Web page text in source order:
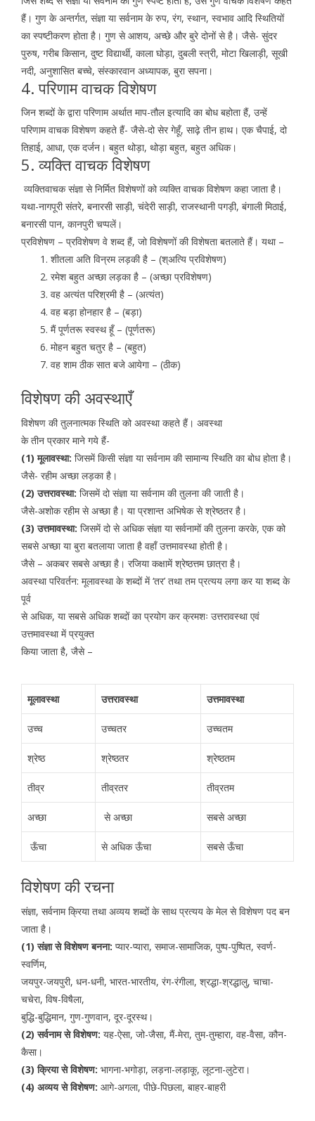
हैं। गुण के अन्तर्गत, संज्ञा या सर्वनाम के रुप, रंग, स्थान, स्वभाव आदि स्थितियों
का स्पष्टीकरण होता है। गुण से आशय, अच्छे और बुरे दोनों से है। जैसे- सुंदर
पुरुष, गरीब किसान, दुष्ट विद्यार्थी, काला घोड़ा, दुबली स्त्री, मोटा खिलाड़ी, सूखी
नदी, अनुशासित बच्चे, संस्कारवान अध्यापक, बुरा सपना।
4. परिणाम वाचक विशेषण
जिन शब्दों के द्वारा परिणाम अर्थात माप-तौल इत्यादि का बोध बहोता हैं, उन्हें
परिणाम वाचक विशेषण कहते हैं- जैसे-दो सेर गेहूँ, साढ़े तीन हाथ। एक चैपाई, दो
तिहाई, आधा, एक दर्जन। बहुत थोड़ा, थोड़ा बहुत, बहुत अधिक।
5. व्यक्ति वाचक विशेषण
व्यक्तिवाचक संज्ञा से निर्मित विशेषणों को व्यक्ति वाचक विशेषण कहा जाता है।
यथा-नागपूरी संतरे, बनारसी साड़ी, चंदेरी साड़ी, राजस्थानी पगड़ी, बंगाली मिठाई,
बनारसी पान, कानपुरी चप्पलें।
प्रविशेषण – प्रविशेषण वे शब्द हैं, जो विशेषणों की विशेषता बतलाते हैं। यथा –
शीतला अति विन्रम लड़की है – (श्अत्यि प्रविशेषण)
रमेश बहुत अच्छा लड़का है – (अच्छा प्रविशेषण)
वह अत्यंत परिश्रमी है – (अत्यंत)
वह बड़ा होनहार है – (बड़ा)
मैं पूर्णतरू स्वस्थ हूँ – (पूर्णतरू)
मोहन बहुत चतुर है – (बहुत)
वह शाम ठीक सात बजे आयेगा – (ठीक)
विशेषण की अवस्थाएँ
विशेषण की तुलनात्मक स्थिति को अवस्था कहते हैं। अवस्था
के तीन प्रकार माने गये हैं-
(1) मूलावस्था: जिसमें किसी संज्ञा या सर्वनाम की सामान्य स्थिति का बोध होता है।
जैसे- रहीम अच्छा लड़का है।
(2) उत्तरावस्था: जिसमें दो संज्ञा या सर्वनाम की तुलना की जाती है।
जैसे-अशोक रहीम से अच्छा है। या प्रशान्त अभिषेक से श्रेष्ठतर है।
(3) उत्तमावस्था: जिसमें दो से अधिक संज्ञा या सर्वनामों की तुलना करके, एक को
सबसे अच्छा या बुरा बतलाया जाता है वहाँ उत्तमावस्था होती है।
जैसे – अकबर सबसे अच्छा है। रजिया कक्षामें श्रेष्ठत्तम छात्रा है।
अवस्था परिवर्तन: मूलावस्था के शब्दों में ‘तर’ तथा तम प्रत्यय लगा कर या शब्द के
पूर्व
से अधिक, या सबसे अधिक शब्दों का प्रयोग कर क्रमशः उत्तरावस्था एवं
उत्तमावस्था में प्रयुक्त
किया जाता है, जैसे –
मूलावस्था उत्तरावस्था उत्तमावस्था
उच्च उच्चतर उच्चतम
श्रेष्ठ श्रेष्ठतर श्रेष्ठतम
तीव्र तीव्रतर तीव्रतम
अच्छा से अच्छा सबसे अच्छा
ऊँचा से अधिक ऊँचा सबसे ऊँचा
विशेषण की रचना
संज्ञा, सर्वनाम क्रिया तथा अव्यय शब्दों के साथ प्रत्यय के मेल से विशेषण पद बन
जाता है।
(1) संज्ञा से विशेषण बनना: प्यार-प्यारा, समाज-सामाजिक, पुष्प-पुष्पित, स्वर्ण-
स्वर्णिम,
जयपुर-जयपुरी, धन-धनी, भारत-भारतीय, रंग-रंगीला, श्रद्धा-श्रद्धालु, चाचा-
चचेरा, विष-विषैला,
बुद्धि-बुद्धिमान, गुण-गुणवान, दूर-दूरस्थ।
(2) सर्वनाम से विशेषण: यह-ऐसा, जो-जैसा, मैं-मेरा, तुम-तुम्हारा, वह-वैसा, कौन-
कैसा।
(3) क्रिया से विशेषण: भागना-भगोड़ा, लड़ना-लड़ाकू, लूटना-लुटेरा।
(4) अव्यय से विशेषण: आगे-अगला, पीछे-पिछला, बाहर-बाहरी